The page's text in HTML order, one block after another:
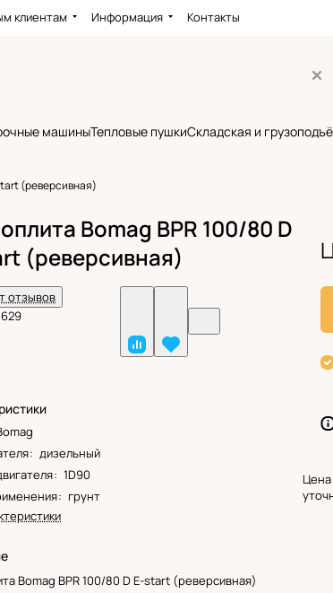
клиентам Информация Контакты
машиныТепловые пушкиСкладская и
(реверсивная)
Bomag BPR 100/80 D
(реверсивная)
отзывов
: дизельный
: 1D90
: грунт
Bomag BPR 100/80 D E-start (реверсивная)
Цена